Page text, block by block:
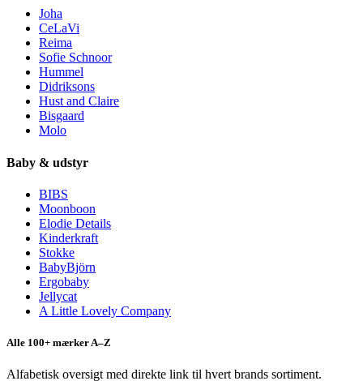
Joha
CeLaVi
Reima
Sofie Schnoor
Hummel
Didriksons
Hust and Claire
Bisgaard
Molo
Baby & udstyr
BIBS
Moonboon
Elodie Details
Kinderkraft
Stokke
BabyBjörn
Ergobaby
Jellycat
A Little Lovely Company
Alle 100+ mærker A–Z
Alfabetisk oversigt med direkte link til hvert brands sortiment.